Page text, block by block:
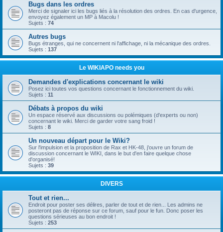
Bugs dans les ordres
Merci de signaler ici les bugs liés à la résolution des ordres. En cas d'urgence,
envoyez également un MP à Macolu !
Sujets : 74
Autres bugs
Bugs étranges, qui ne concernent ni l'affichage, ni la mécanique des ordres.
Sujets : 137
Le WIKIAPO needs you
Demandes d'explications concernant le wiki
Posez ici toutes vos questions concernant le fonctionnement du wiki.
Sujets : 11
Débats à propos du wiki
Un espace réservé aux discussions ou polémiques (d'experts ou non)
concernant le wiki. Merci de garder votre sang froid !
Sujets : 8
Un nouveau départ pour le Wiki?
Sur l'impulsion et la proposition de Rax et HK-48, j'ouvre un forum de
discussion concernant le WIKI, dans le but d'en faire quelque chose
d'organisé!
Sujets : 39
DIVERS
Tout et rien...
Endroit pour poster ses délires, parler de tout et de rien... Les admins ne
posteront pas de réponse sur ce forum, sauf pour le fun. Donc poser les
questions sérieuses au bon endroit !
Sujets : 253